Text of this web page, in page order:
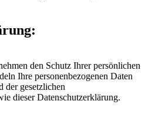
den Schutz Ihrer persönlichen
Ihre personenbezogenen Daten
der gesetzlichen
dieser Datenschutzerklärung.